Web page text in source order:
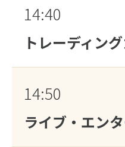
14:40
トレーディン
14:50
ライブ・エン